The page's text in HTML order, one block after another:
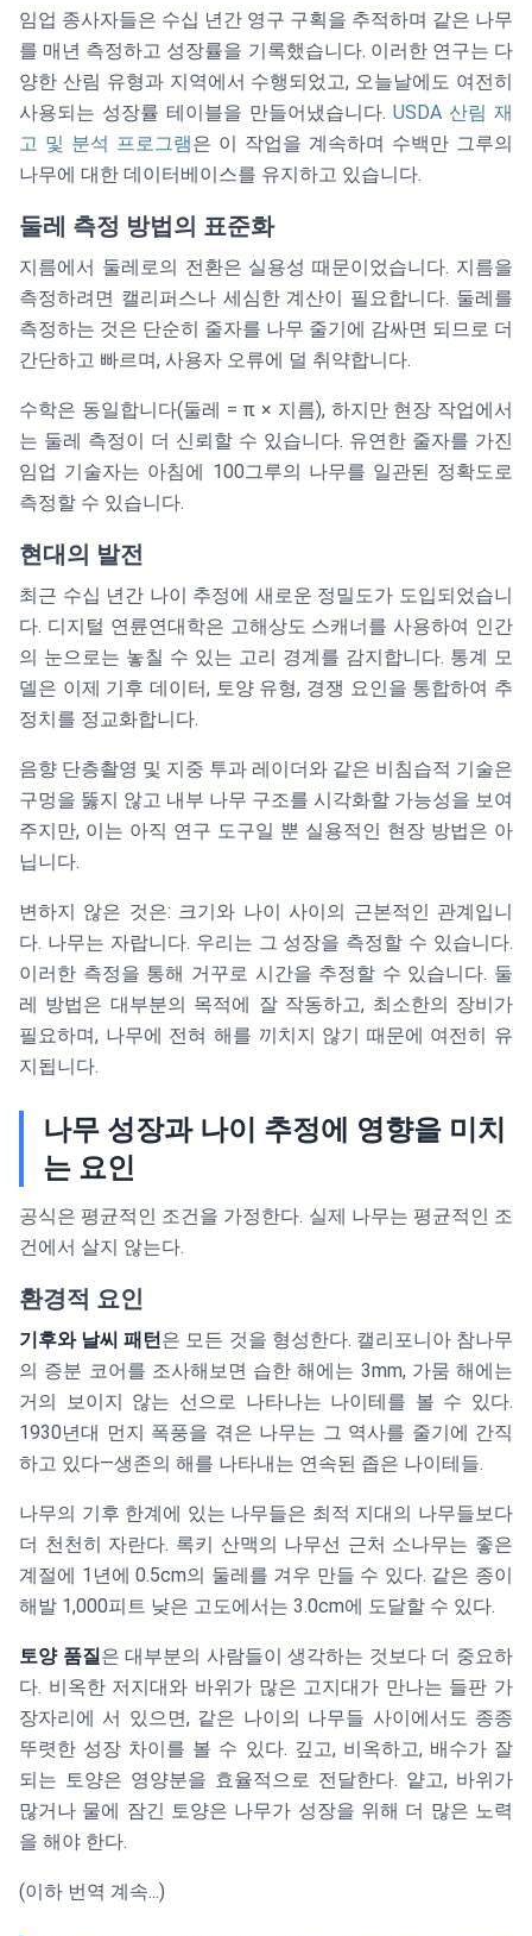
임업 종사자들은 수십 년간 영구 구획을 추적하며 같은 나무
를 매년 측정하고 성장률을 기록했습니다. 이러한 연구는 다
양한 산림 유형과 지역에서 수행되었고, 오늘날에도 여전히
사용되는 성장률 테이블을 만들어냈습니다. USDA 산림 재
고 및 분석 프로그램은 이 작업을 계속하며 수백만 그루의
나무에 대한 데이터베이스를 유지하고 있습니다.
둘레 측정 방법의 표준화
지름에서 둘레로의 전환은 실용성 때문이었습니다. 지름을
측정하려면 캘리퍼스나 세심한 계산이 필요합니다. 둘레를
측정하는 것은 단순히 줄자를 나무 줄기에 감싸면 되므로 더
간단하고 빠르며, 사용자 오류에 덜 취약합니다.
수학은 동일합니다(둘레 = π × 지름), 하지만 현장 작업에서
는 둘레 측정이 더 신뢰할 수 있습니다. 유연한 줄자를 가진
임업 기술자는 아침에 100그루의 나무를 일관된 정확도로
측정할 수 있습니다.
현대의 발전
최근 수십 년간 나이 추정에 새로운 정밀도가 도입되었습니
다. 디지털 연륜연대학은 고해상도 스캐너를 사용하여 인간
의 눈으로는 놓칠 수 있는 고리 경계를 감지합니다. 통계 모
델은 이제 기후 데이터, 토양 유형, 경쟁 요인을 통합하여 추
정치를 정교화합니다.
음향 단층촬영 및 지중 투과 레이더와 같은 비침습적 기술은
구멍을 뚫지 않고 내부 나무 구조를 시각화할 가능성을 보여
주지만, 이는 아직 연구 도구일 뿐 실용적인 현장 방법은 아
닙니다.
변하지 않은 것은: 크기와 나이 사이의 근본적인 관계입니
다. 나무는 자랍니다. 우리는 그 성장을 측정할 수 있습니다.
이러한 측정을 통해 거꾸로 시간을 추정할 수 있습니다. 둘
레 방법은 대부분의 목적에 잘 작동하고, 최소한의 장비가
필요하며, 나무에 전혀 해를 끼치지 않기 때문에 여전히 유
지됩니다.
나무 성장과 나이 추정에 영향을 미치
는 요인
공식은 평균적인 조건을 가정한다. 실제 나무는 평균적인 조
건에서 살지 않는다.
환경적 요인
기후와 날씨 패턴은 모든 것을 형성한다. 캘리포니아 참나무
의 증분 코어를 조사해보면 습한 해에는 3mm, 가뭄 해에는
거의 보이지 않는 선으로 나타나는 나이테를 볼 수 있다.
1930년대 먼지 폭풍을 겪은 나무는 그 역사를 줄기에 간직
하고 있다—생존의 해를 나타내는 연속된 좁은 나이테들.
나무의 기후 한계에 있는 나무들은 최적 지대의 나무들보다
더 천천히 자란다. 록키 산맥의 나무선 근처 소나무는 좋은
계절에 1년에 0.5cm의 둘레를 겨우 만들 수 있다. 같은 종이
해발 1,000피트 낮은 고도에서는 3.0cm에 도달할 수 있다.
토양 품질은 대부분의 사람들이 생각하는 것보다 더 중요하
다. 비옥한 저지대와 바위가 많은 고지대가 만나는 들판 가
장자리에 서 있으면, 같은 나이의 나무들 사이에서도 종종
뚜렷한 성장 차이를 볼 수 있다. 깊고, 비옥하고, 배수가 잘
되는 토양은 영양분을 효율적으로 전달한다. 얕고, 바위가
많거나 물에 잠긴 토양은 나무가 성장을 위해 더 많은 노력
을 해야 한다.
(이하 번역 계속...)